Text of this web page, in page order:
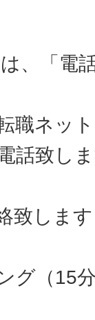
、「電
職ネッ
話致し
致します
グ（15